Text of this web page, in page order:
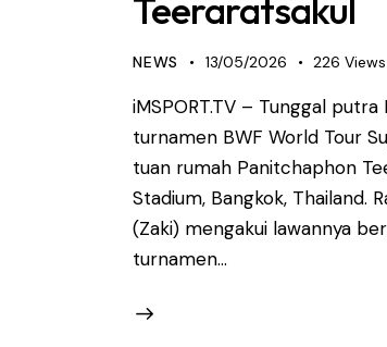
Teeraratsakul
NEWS 13/05/2026 226 Views
iMSPORT.TV – Tunggal
turnamen BWF World Tour
tuan rumah Panitchaphon
Stadium, Bangkok, Thailand.
(Zaki) mengakui lawannya
turnamen…